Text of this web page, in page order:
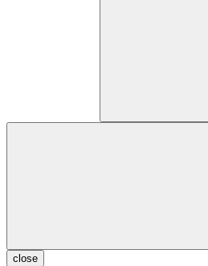
close